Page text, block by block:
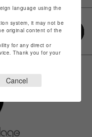
language using the
system, it may not be
original content of the
for any direct or
Thank you for your
Cancel